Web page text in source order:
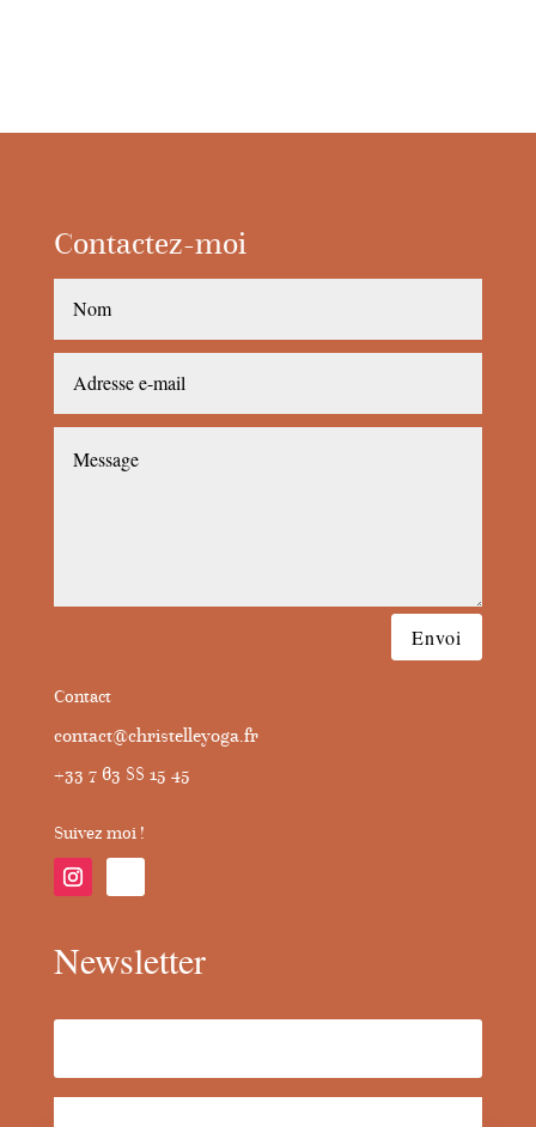
Contactez-moi
Envoi
Contact
contact@christelleyoga.fr
+33 7 63 88 15 45
Suivez moi !
Newsletter